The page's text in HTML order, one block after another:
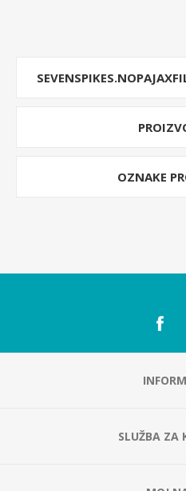
OZNAKE
SLUŽBA ZA